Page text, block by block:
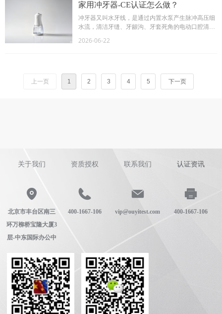
家用冲牙器-CE认证怎么做？
冲牙器又叫水牙线，是通过内置水泵产生脉冲高压细
水流，清洁牙缝、牙龈沟、牙套死角的电动口腔清洁
蔽残渣。家用冲牙器出口欧洲，属于CE的认证产品之
2026-06-22
上一页 1 2 3 4 5 下一页
北京市丰台区南三
环万柳桥宝隆大厦3
层-中东国际办公中
400-1667-106 vip@ouyitest.com 400-1667-106
关于我们 资质授权 联系我们 认证资讯